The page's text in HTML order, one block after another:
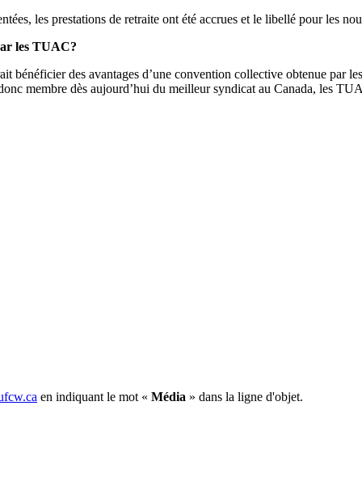
les prestations de retraite ont été accrues et le libellé pour les
les TUAC?
bénéficier des avantages d’une convention collective obtenue par
membre dès aujourd’hui du meilleur syndicat au Canada, les
en indiquant le mot « Média » dans la ligne d'objet.